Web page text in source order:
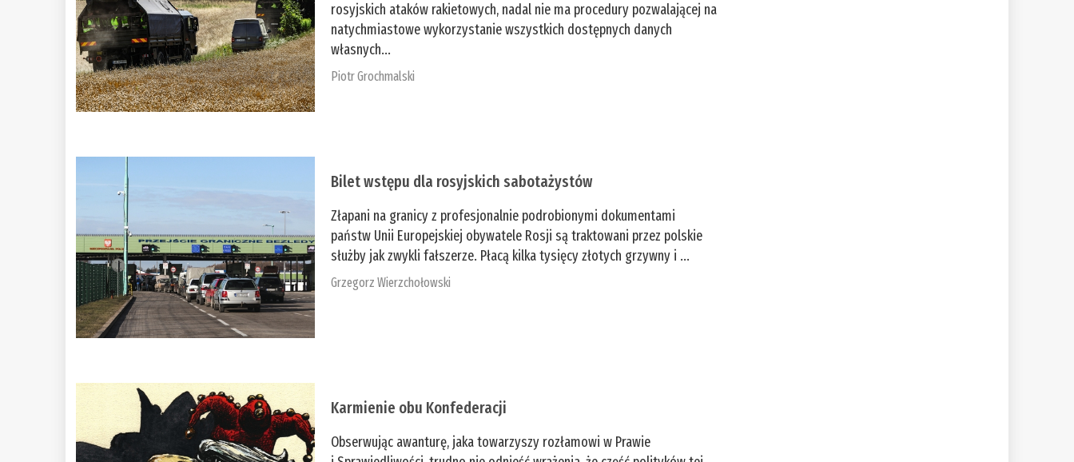
rosyjskich ataków rakietowych, nadal nie ma procedury pozwalającej na
natychmiastowe wykorzystanie wszystkich dostępnych danych
własnych...
Piotr Grochmalski
Bilet wstępu dla rosyjskich sabotażystów
Złapani na granicy z profesjonalnie podrobionymi dokumentami
państw Unii Europejskiej obywatele Rosji są traktowani przez polskie
służby jak zwykli fałszerze. Płacą kilka tysięcy złotych grzywny i ...
Grzegorz Wierzchołowski
Karmienie obu Konfederacji
Obserwując awanturę, jaka towarzyszy rozłamowi w Prawie